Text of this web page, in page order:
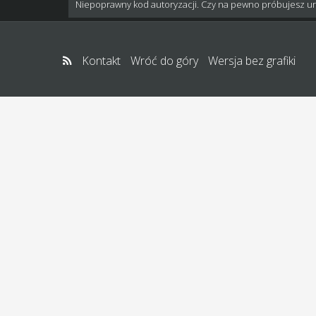
Niepoprawny kod autoryzacji. Czy na pewno próbujesz
Kontakt Wróć do góry Wersja bez grafiki